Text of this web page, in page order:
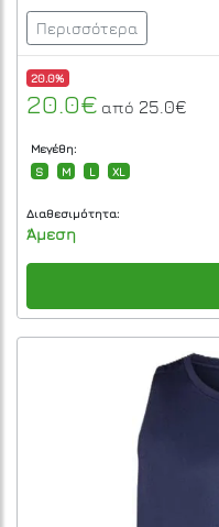
Περισσότερα
20.0%
20.0€ από 25.0€
Μεγέθη:
S
M L XL
Διαθεσιμότητα:
Άμεση